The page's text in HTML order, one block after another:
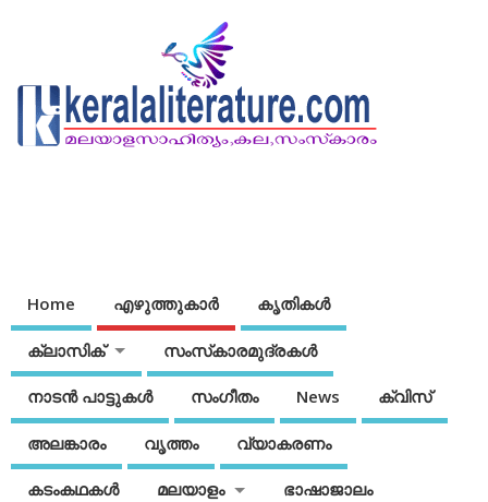
Home എഴുത്തുകാര്‍ കൃതികൾ
ക്ലാസിക് സംസ്‌കാരമുദ്രകള്‍
നാടന്‍ പാട്ടുകള്‍ സംഗീതം News ക്വിസ്
അലങ്കാരം വൃത്തം വ്യാകരണം
കടംകഥകള്‍ മലയാളം ഭാഷാജാലം